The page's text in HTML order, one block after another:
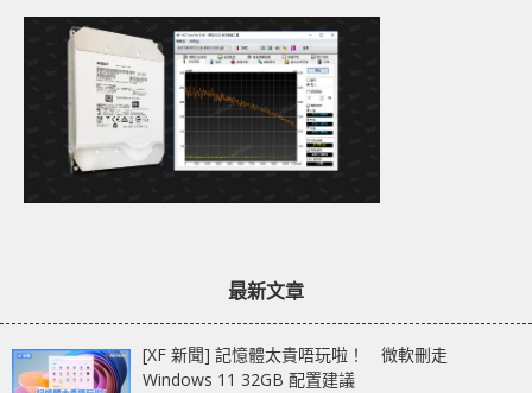
最新文章
[XF 新聞] 記憶體太貴唔玩啦！ 微軟刪走
Windows 11 32GB 配置建議